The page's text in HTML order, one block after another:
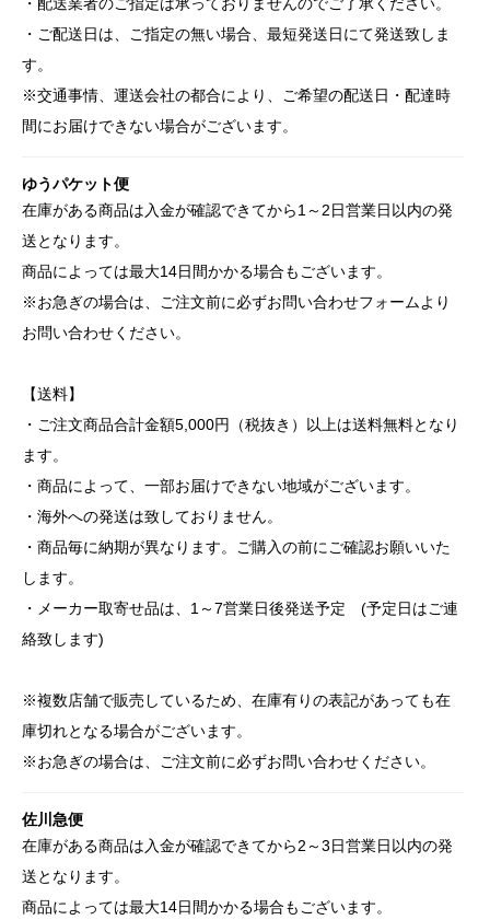
・ご配送日は、ご指定の無い場合、最短発送日にて発送致しま
す。
※交通事情、運送会社の都合により、ご希望の配送日・配達時
間にお届けできない場合がございます。
ゆうパケット便
在庫がある商品は入金が確認できてから1～2日営業日以内の発
送となります。
商品によっては最大14日間かかる場合もございます。
※お急ぎの場合は、ご注文前に必ずお問い合わせフォームより
お問い合わせください。
【送料】
・ご注文商品合計金額5,000円（税抜き）以上は送料無料となり
ます。
・商品によって、一部お届けできない地域がございます。
・海外への発送は致しておりません。
・商品毎に納期が異なります。ご購入の前にご確認お願いいた
します。
・メーカー取寄せ品は、1～7営業日後発送予定 (予定日はご連
絡致します)
※複数店舗で販売しているため、在庫有りの表記があっても在
庫切れとなる場合がございます。
※お急ぎの場合は、ご注文前に必ずお問い合わせください。
佐川急便
在庫がある商品は入金が確認できてから2～3日営業日以内の発
送となります。
商品によっては最大14日間かかる場合もございます。